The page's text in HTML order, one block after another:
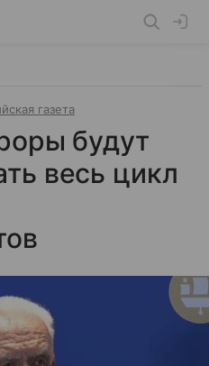
газета
будут
весь цикл